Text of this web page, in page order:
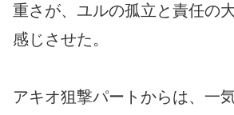
重さが、ユルの孤立と責任の
感じさせた。
アキオ狙撃パートからは、一